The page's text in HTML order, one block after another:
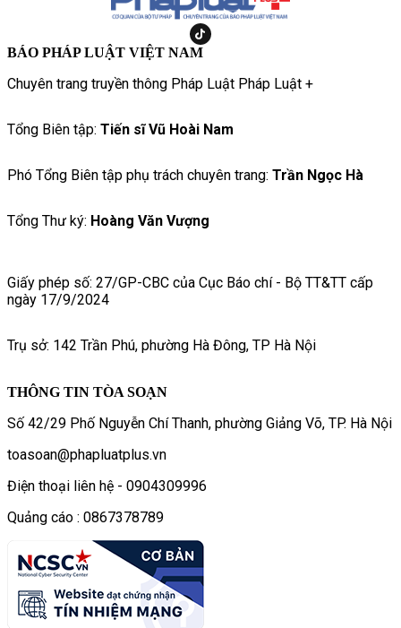
BÁO PHÁP LUẬT VIỆT NAM
Chuyên trang truyền thông Pháp Luật Pháp Luật +
Tổng Biên tập: Tiến sĩ Vũ Hoài Nam
Phó Tổng Biên tập phụ trách chuyên trang: Trần Ngọc Hà
Tổng Thư ký: Hoàng Văn Vượng
Giấy phép số: 27/GP-CBC của Cục Báo chí - Bộ TT&TT cấp
ngày 17/9/2024
Trụ sở: 142 Trần Phú, phường Hà Đông, TP Hà Nội
THÔNG TIN TÒA SOẠN
Số 42/29 Phố Nguyễn Chí Thanh, phường Giảng Võ, TP. Hà Nội
toasoan@phapluatplus.vn
Điện thoại liên hệ - 0904309996
Quảng cáo : 0867378789